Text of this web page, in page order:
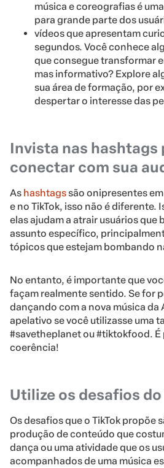
música e coreografias é
para grande parte dos
vídeos que apresentam
segundos. Você conhece
que consegue transformar
mas informativo? Explore
sua área de formação, por
despertar o interesse das
Invista nas hashtags
conectar com sua
As hashtagssão onipresentes
e no TikTok, isso não é diferente.
elas ajudam a atrair usuários que
assunto específico,
tópicos que estejam bombando
No entanto, é importante que
façam realmente sentido. Se for
dançando com a nova música da
apelativo se você utilizasse uma
#savetheplanet ou #tiktokfood. É
coerência!
Utilize os desafios
Os desafios que o TikTok propõe
produção de conteúdo que
dança ou uma atividade que os
acompanhados de uma música